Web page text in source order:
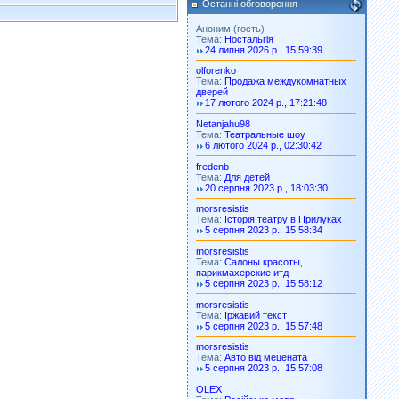
Останні обговорення
Аноним (гость)
Тема: Ностальгія
24 липня 2026 р., 15:59:39
olforenko
Тема: Продажа междукомнатных
дверей
17 лютого 2024 р., 17:21:48
Netanjahu98
Тема: Театральные шоу
6 лютого 2024 р., 02:30:42
fredenb
Тема: Для детей
20 серпня 2023 р., 18:03:30
morsresistis
Тема: Історія театру в Прилуках
5 серпня 2023 р., 15:58:34
morsresistis
Тема: Салоны красоты,
парикмахерские итд
5 серпня 2023 р., 15:58:12
morsresistis
Тема: Іржавий текст
5 серпня 2023 р., 15:57:48
morsresistis
Тема: Авто від мецената
5 серпня 2023 р., 15:57:08
OLEX